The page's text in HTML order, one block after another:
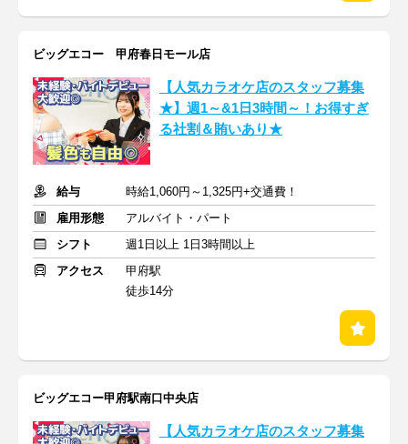
ビッグエコー 甲府春日モール店
【人気カラオケ店のスタッフ募集
★】週1～&1日3時間～！お得すぎ
る社割＆賄いあり★
給与
時給1,060円～1,325円+交通費！
雇用形態
アルバイト・パート
シフト
週1日以上 1日3時間以上
アクセス
甲府駅
徒歩14分
ビッグエコー甲府駅南口中央店
【人気カラオケ店のスタッフ募集